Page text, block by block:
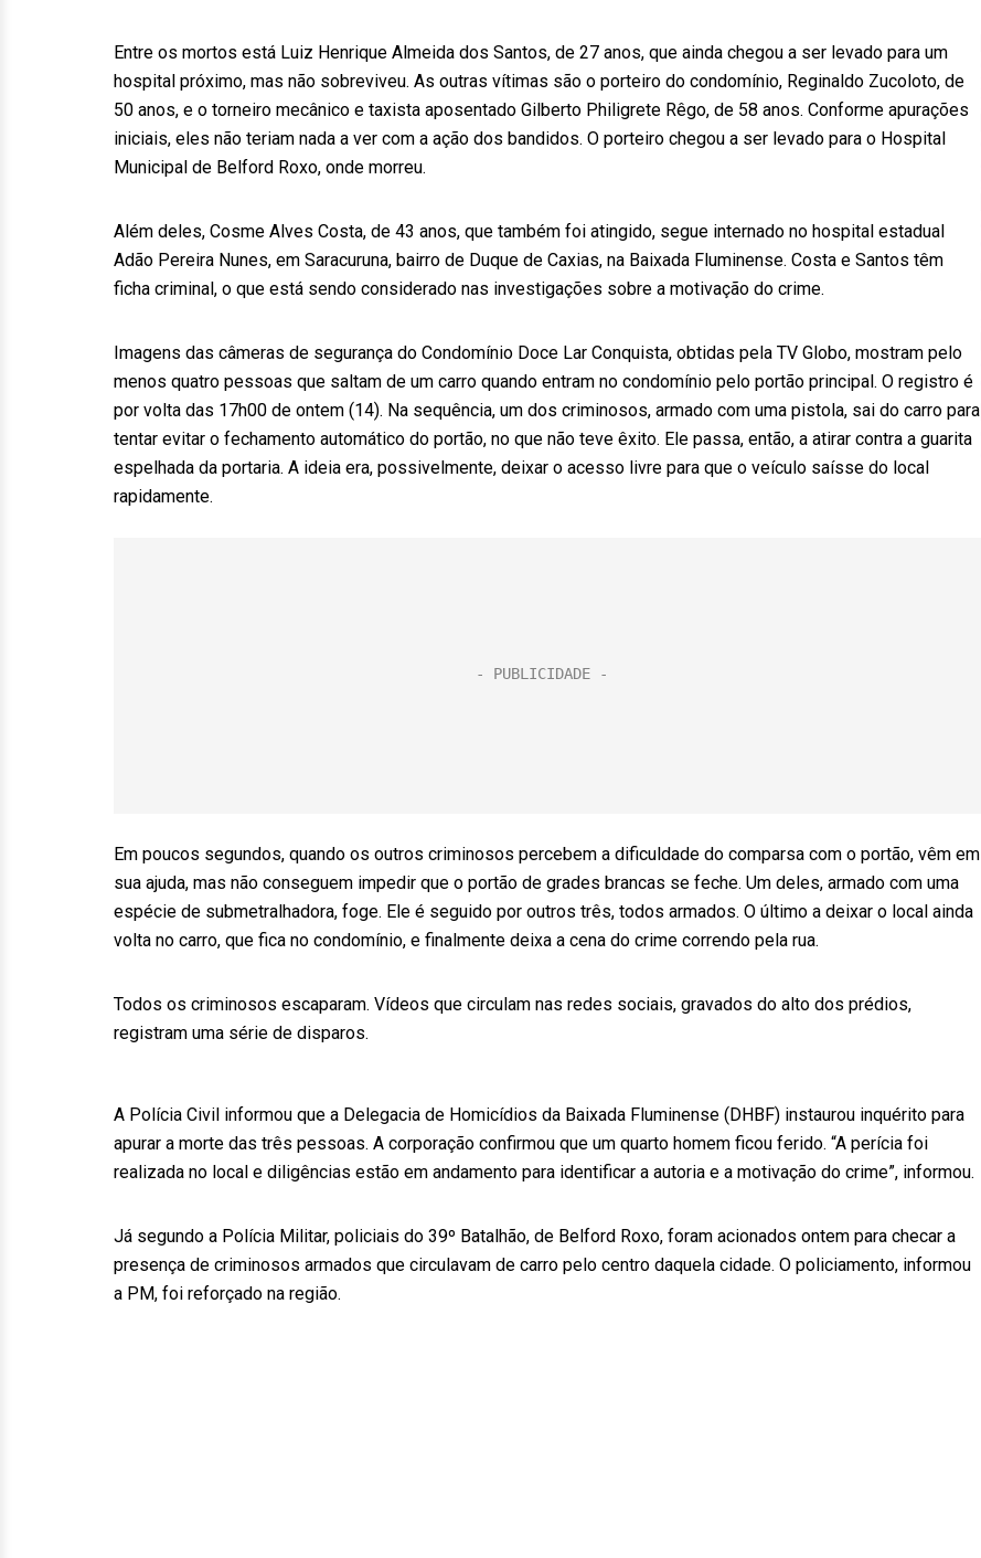
Entre os mortos está Luiz Henrique Almeida dos Santos, de 27 anos, que ainda chegou a ser levado para um
hospital próximo, mas não sobreviveu. As outras vítimas são o porteiro do condomínio, Reginaldo Zucoloto, de
50 anos, e o torneiro mecânico e taxista aposentado Gilberto Philigrete Rêgo, de 58 anos. Conforme apurações
iniciais, eles não teriam nada a ver com a ação dos bandidos. O porteiro chegou a ser levado para o Hospital
Municipal de Belford Roxo, onde morreu.
Além deles, Cosme Alves Costa, de 43 anos, que também foi atingido, segue internado no hospital estadual
Adão Pereira Nunes, em Saracuruna, bairro de Duque de Caxias, na Baixada Fluminense. Costa e Santos têm
ficha criminal, o que está sendo considerado nas investigações sobre a motivação do crime.
Imagens das câmeras de segurança do Condomínio Doce Lar Conquista, obtidas pela TV Globo, mostram pelo
menos quatro pessoas que saltam de um carro quando entram no condomínio pelo portão principal. O registro é
por volta das 17h00 de ontem (14). Na sequência, um dos criminosos, armado com uma pistola, sai do carro para
tentar evitar o fechamento automático do portão, no que não teve êxito. Ele passa, então, a atirar contra a guarita
espelhada da portaria. A ideia era, possivelmente, deixar o acesso livre para que o veículo saísse do local
rapidamente.
Em poucos segundos, quando os outros criminosos percebem a dificuldade do comparsa com o portão, vêm em
sua ajuda, mas não conseguem impedir que o portão de grades brancas se feche. Um deles, armado com uma
espécie de submetralhadora, foge. Ele é seguido por outros três, todos armados. O último a deixar o local ainda
volta no carro, que fica no condomínio, e finalmente deixa a cena do crime correndo pela rua.
Todos os criminosos escaparam. Vídeos que circulam nas redes sociais, gravados do alto dos prédios,
registram uma série de disparos.
A Polícia Civil informou que a Delegacia de Homicídios da Baixada Fluminense (DHBF) instaurou inquérito para
apurar a morte das três pessoas. A corporação confirmou que um quarto homem ficou ferido. “A perícia foi
realizada no local e diligências estão em andamento para identificar a autoria e a motivação do crime”, informou.
Já segundo a Polícia Militar, policiais do 39º Batalhão, de Belford Roxo, foram acionados ontem para checar a
presença de criminosos armados que circulavam de carro pelo centro daquela cidade. O policiamento, informou
a PM, foi reforçado na região.